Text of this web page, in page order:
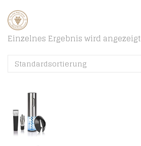
Einzelnes Ergebnis wird angezeigt
Standardsortierung